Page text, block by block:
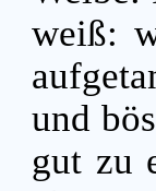
weiß:
und
gut zu